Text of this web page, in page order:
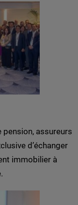
assureurs
d’échanger
immobilier à